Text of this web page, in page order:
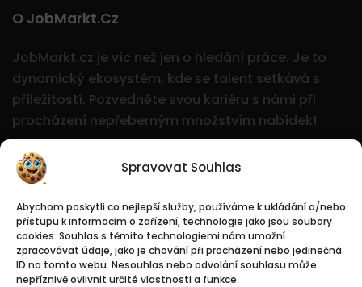
Spravovat Souhlas
Abychom poskytli co nejlepší služby, používáme k ukládání a/nebo
přístupu k informacím o zařízení, technologie jako jsou soubory
cookies. Souhlas s těmito technologiemi nám umožní
zpracovávat údaje, jako je chování při procházení nebo jedinečná
ID na tomto webu. Nesouhlas nebo odvolání souhlasu může
nepříznivě ovlivnit určité vlastnosti a funkce.
O JobMarkt.cz
JobMarkt.cz je víc než jen o hledání práce. Je to
dynamický ekosystém, kde se talent setkává s
příležitostí. Pozvedněte svou kariéru s námi při
procházení nepřeberným množstvím nabídek!
Logo Jobmarkt.cz ® je registrovaná ochranná
známka.